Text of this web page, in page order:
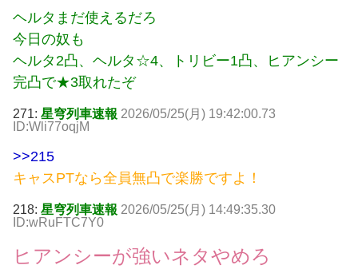
ヘルタまだ使えるだろ
今日の奴も
ヘルタ2凸、ヘルタ☆4、トリビー1凸、ヒアンシー
完凸で★3取れたぞ
271: 星穹列車速報 2026/05/25(月) 19:42:00.73
ID:Wli77oqjM
>>215
キャスPTなら全員無凸で楽勝ですよ！
218: 星穹列車速報 2026/05/25(月) 14:49:35.30
ID:wRuFTC7Y0
ヒアンシーが強いネタやめろ